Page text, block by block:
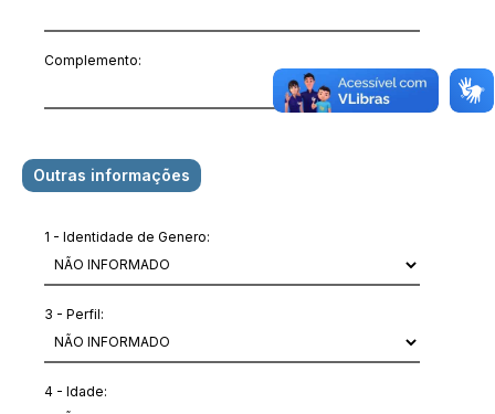
Complemento:
Outras informações
1 - Identidade de Genero:
3 - Perfil:
4 - Idade: